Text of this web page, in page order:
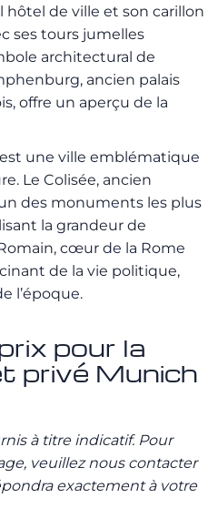
de ville et son carillon
ses tours jumelles
architectural de
ancien palais
offre un aperçu de la
est une ville emblématique
Le Colisée, ancien
des monuments les plus
la grandeur de
cœur de la Rome
de la vie politique,
l’époque.
pour la
privé Munich
à titre indicatif. Pour
veuillez nous contacter
exactement à votre